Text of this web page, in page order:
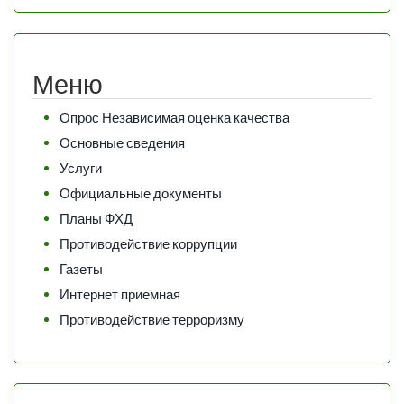
Меню
Опрос Независимая оценка качества
Основные сведения
Услуги
Официальные документы
Планы ФХД
Противодействие коррупции
Газеты
Интернет приемная
Противодействие терроризму